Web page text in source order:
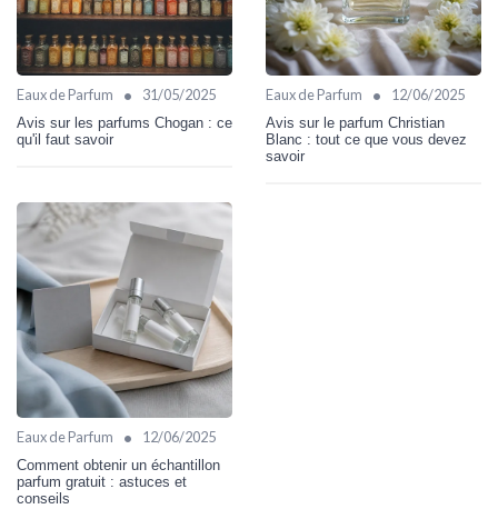
Eaux de Parfum • 31/05/2025
Avis sur les parfums Chogan : ce
qu'il faut savoir
Eaux de Parfum • 12/06/2025
Avis sur le parfum Christian
Blanc : tout ce que vous devez
savoir
Eaux de Parfum • 12/06/2025
Comment obtenir un échantillon
parfum gratuit : astuces et
conseils